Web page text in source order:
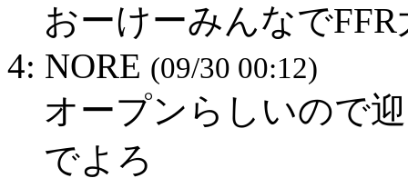
おーけーみんなで
4: NORE (09/30 00:12)
オープンらしいので
でよろ